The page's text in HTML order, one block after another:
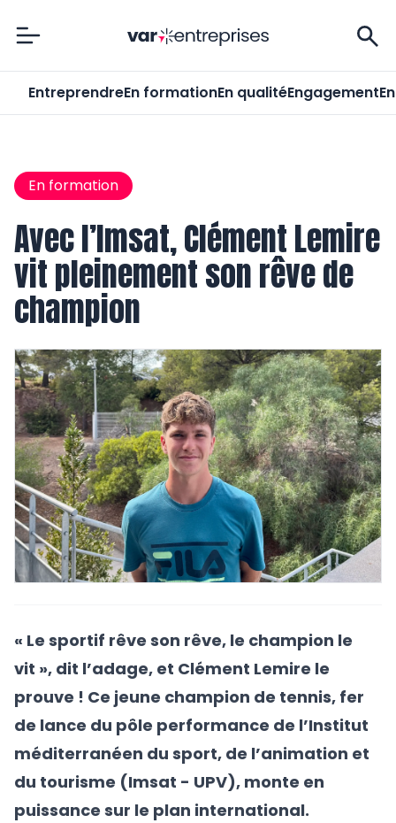
Var-Entreprises
EntreprendreEn formationEn qualitéEngagement
En formation
Avec l’Imsat, Clément Lemire
vit pleinement son rêve de
champion
« Le sportif rêve son rêve, le champion le
vit », dit l’adage, et Clément Lemire le
prouve ! Ce jeune champion de tennis, fer
de lance du pôle performance de l’Institut
méditerranéen du sport, de l’animation et
du tourisme (Imsat - UPV), monte en
puissance sur le plan international.